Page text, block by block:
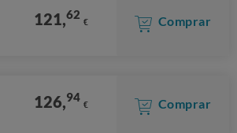
121,62 € Comprar
126,94 € Comprar